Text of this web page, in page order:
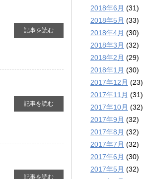
記事を読む
記事を読む
記事を読む
2018年6月 (31)
2018年5月 (33)
2018年4月 (30)
2018年3月 (32)
2018年2月 (29)
2018年1月 (30)
2017年12月 (23)
2017年11月 (31)
2017年10月 (32)
2017年9月 (32)
2017年8月 (32)
2017年7月 (32)
2017年6月 (30)
2017年5月 (32)